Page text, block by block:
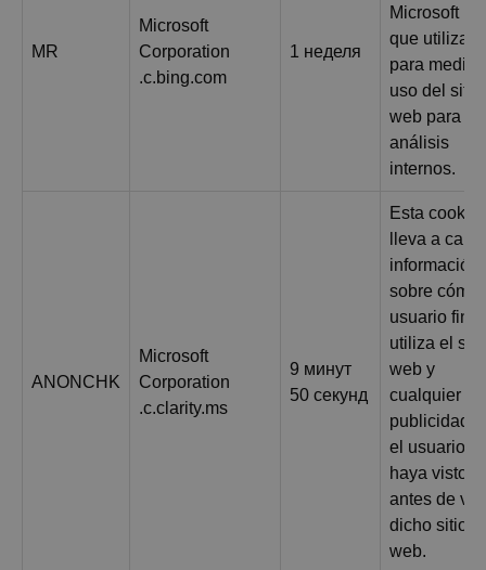
MR
Microsoft
Corporation
.c.bing.com
1 неделя
Microsoft
que
para medir
uso del sitio
web para
análisis
internos.
ANONCHK
Microsoft
Corporation
.c.clarity.ms
9 минут
50 секунд
Esta cookie
lleva a cabo
información
sobre cómo
usuario final
utiliza el
web y
cualquier
publicidad
el usuario
haya visto
antes de
dicho sitio
web.